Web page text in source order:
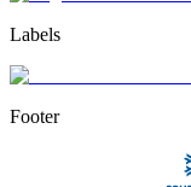
Labels
Footer